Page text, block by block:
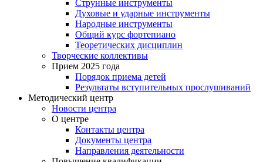
Струнные инструменты
Духовые и ударные инструменты
Народные инструменты
Общий курс фортепиано
Теоретических дисциплин
Творческие коллективы
Прием 2025 года
Порядок приема детей
Результаты вступительных прослушиваний
Методический центр
Новости центра
О центре
Контакты центра
Документы центра
Направления деятельности